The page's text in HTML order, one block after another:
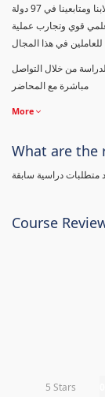
من خلال محاضرات تم تسجيلها بطريقة بسيطة وتناسب طلابنا ومتابعينا في 97 دولة
قوي وتجارب عملية
في هذا المجال
من خلال التواصل
مباشرة مع المحاضر
More
What are the
متطلبات دراسية سابقة
Course
5 Stars